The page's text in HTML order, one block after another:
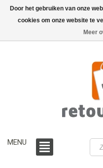
MENU
Door het gebruiken van onze
cookies om onze website te
Meer